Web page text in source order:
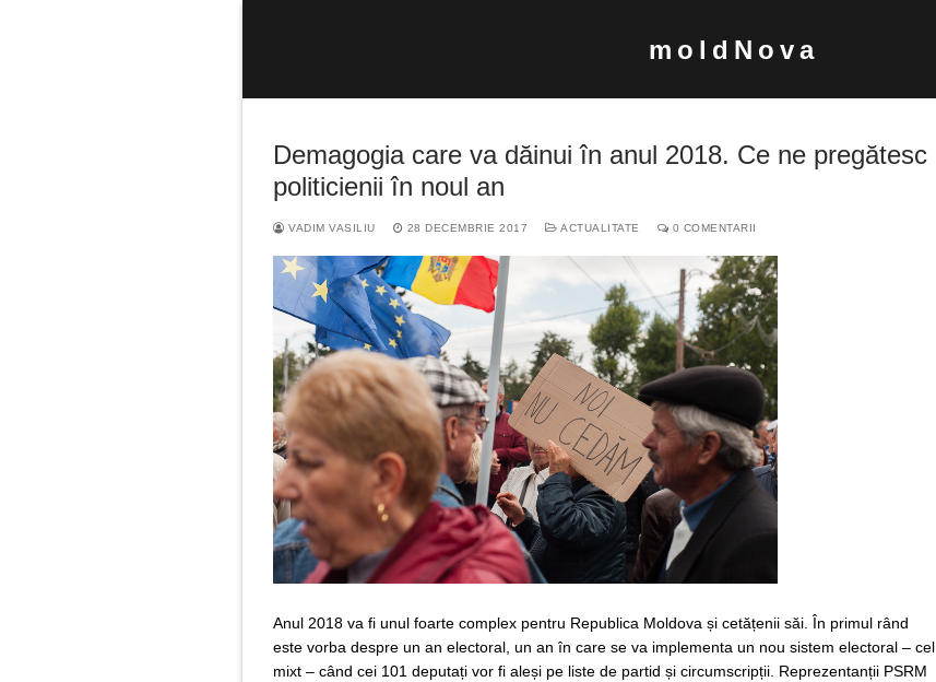
moldNova
după:
Demagogia care va dăinui în anul 2018. Ce ne pregătesc
politicienii în noul an
VADIM VASILIU 28 DECEMBRIE 2017 ACTUALITATE 0 COMENTARII
Anul 2018 va fi unul foarte complex pentru Republica Moldova și cetățenii săi. În primul rând
este vorba despre un an electoral, un an în care se va implementa un nou sistem electoral – cel
mixt – când cei 101 deputați vor fi aleși pe liste de partid și circumscripții. Reprezentanții PSRM